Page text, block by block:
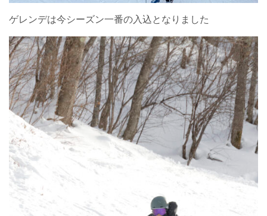
ゲレンデは今シーズン一番の入込となりました